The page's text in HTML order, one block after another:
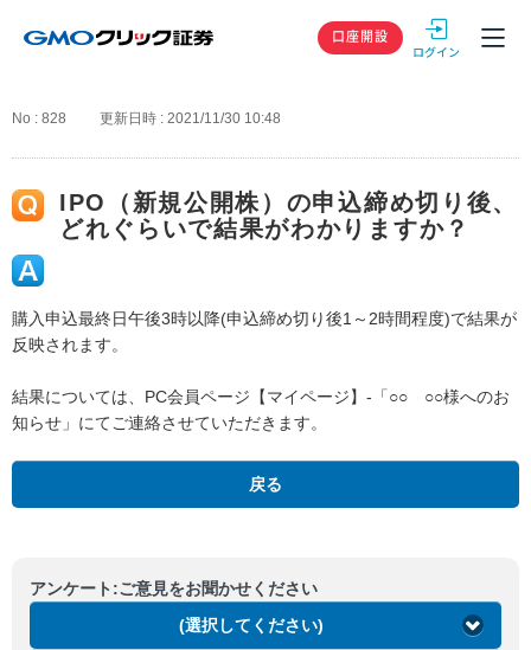
GMOクリック
口座開設
No : 828 更新日時 : 2021/11/30 10:48
IPO（新規公開株）の申込締め切り後、
どれぐらいで結果がわかりますか？
購入申込最終日午後3時以降(申込締め切り後1～2時間程度)で結果が
反映されます。
結果については、PC会員ページ【マイページ】-「○○ ○○様へのお
知らせ」にてご連絡させていただきます。
戻る
アンケート:ご意見をお聞かせください
(選択してください)